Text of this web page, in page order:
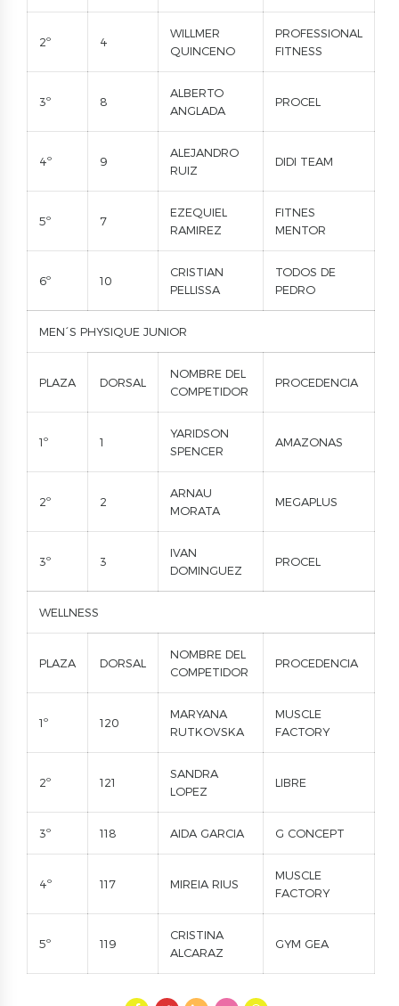
2º 4
WILLMER
QUINCENO
PROFESSIONAL
FITNESS
3º 8
ALBERTO
ANGLADA
PROCEL
4º 9
ALEJANDRO
RUIZ
DIDI TEAM
5º 7
EZEQUIEL
RAMIREZ
FITNES
MENTOR
6º 10
CRISTIAN
PELLISSA
TODOS DE
PEDRO
MEN´S PHYSIQUE JUNIOR
PLAZA DORSAL
NOMBRE DEL
COMPETIDOR
PROCEDENCIA
1º 1
YARIDSON
SPENCER
AMAZONAS
2º 2
ARNAU
MORATA
MEGAPLUS
3º 3
IVAN
DOMINGUEZ
PROCEL
WELLNESS
PLAZA DORSAL
NOMBRE DEL
COMPETIDOR
PROCEDENCIA
1º 120
MARYANA
RUTKOVSKA
MUSCLE
FACTORY
2º 121
SANDRA
LOPEZ
LIBRE
3º 118 AIDA GARCIA G CONCEPT
4º 117 MIREIA RIUS
MUSCLE
FACTORY
5º 119
CRISTINA
ALCARAZ
GYM GEA